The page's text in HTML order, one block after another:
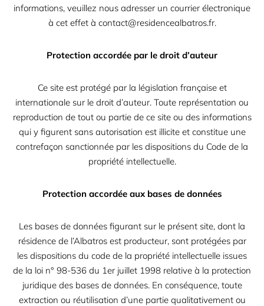
informations, veuillez nous adresser un courrier électronique
à cet effet à contact@residencealbatros.fr.
Protection accordée par le droit d’auteur
Ce site est protégé par la législation française et
internationale sur le droit d’auteur. Toute représentation ou
reproduction de tout ou partie de ce site ou des informations
qui y figurent sans autorisation est illicite et constitue une
contrefaçon sanctionnée par les dispositions du Code de la
propriété intellectuelle.
Protection accordée aux bases de données
Les bases de données figurant sur le présent site, dont la
résidence de l’Albatros est producteur, sont protégées par
les dispositions du code de la propriété intellectuelle issues
de la loi n° 98-536 du 1er juillet 1998 relative à la protection
juridique des bases de données. En conséquence, toute
extraction ou réutilisation d’une partie qualitativement ou